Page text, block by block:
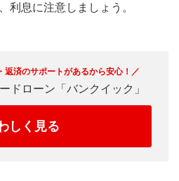
利息に注意しましょう。
返済のサポートがあるから安心！／
ドローン「バンクイック」
しく見る